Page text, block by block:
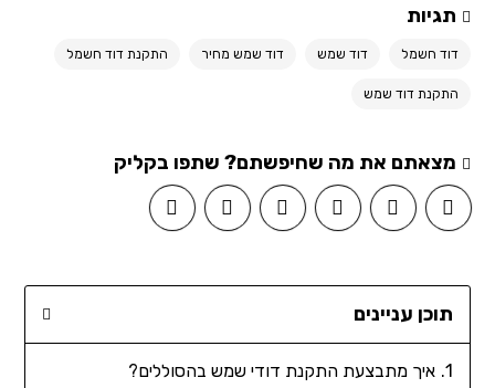
תגיות
דוד חשמל דוד שמש דוד שמש מחיר התקנת דוד חשמל
התקנת דוד שמש
מצאתם את מה שחיפשתם? שתפו בקליק
תוכן עניינים
איך מתבצעת התקנת דודי שמש בהסוללים?